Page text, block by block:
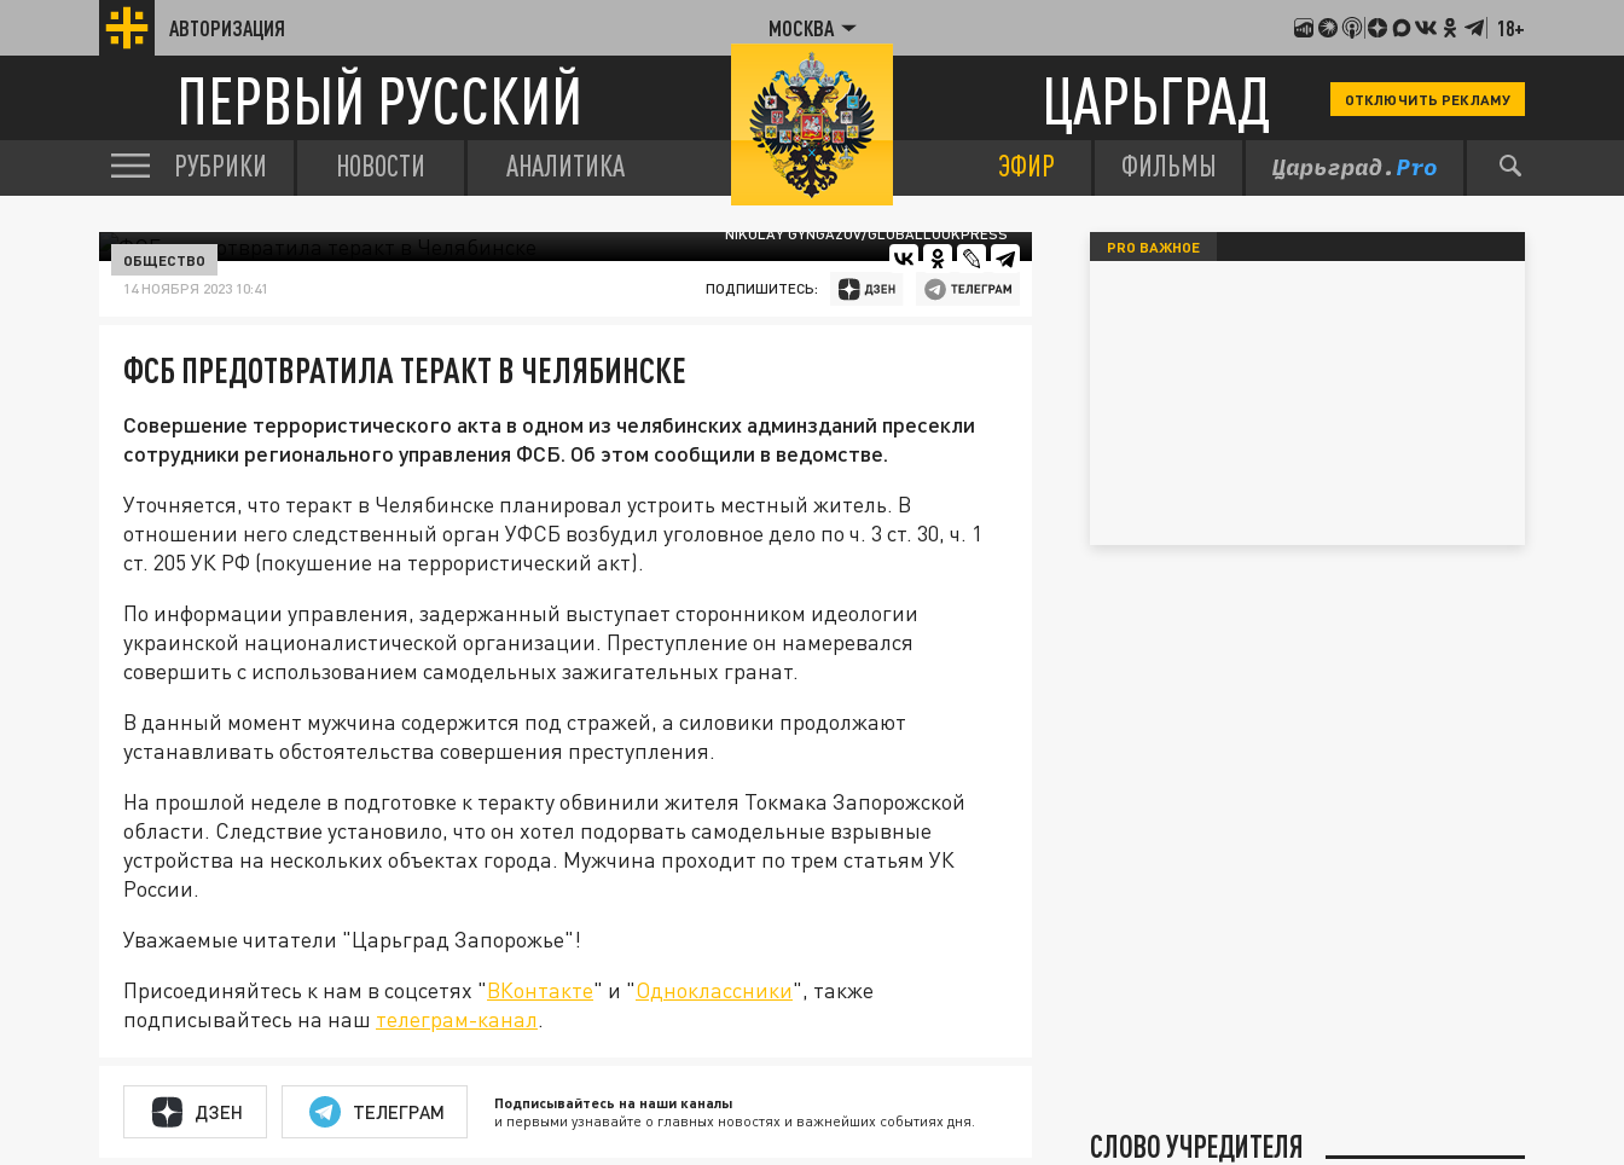
АВТОРИЗАЦИЯ МОСКВА 18+
ПЕРВЫЙ РУССКИЙ ЦАРЬГРАД ОТКЛЮЧИТЬ РЕКЛАМУ
РУБРИКИ НОВОСТИ АНАЛИТИКА ЭФИР ФИЛЬМЫ
NIKOLAY GYNGAZOV/GLOBALLOOKPRESS
ОБЩЕСТВО
14 НОЯБРЯ 2023 10:41 ПОДПИШИТЕСЬ:
ФСБ ПРЕДОТВРАТИЛА ТЕРАКТ В ЧЕЛЯБИНСКЕ
Совершение террористического акта в одном из челябинских админзданий пресекли
сотрудники регионального управления ФСБ. Об этом сообщили в ведомстве.
Уточняется, что теракт в Челябинске планировал устроить местный житель. В
отношении него следственный орган УФСБ возбудил уголовное дело по ч. 3 ст. 30, ч. 1
ст. 205 УК РФ (покушение на террористический акт).
По информации управления, задержанный выступает сторонником идеологии
украинской националистической организации. Преступление он намеревался
совершить с использованием самодельных зажигательных гранат.
В данный момент мужчина содержится под стражей, а силовики продолжают
устанавливать обстоятельства совершения преступления.
На прошлой неделе в подготовке к теракту обвинили жителя Токмака Запорожской
области. Следствие установило, что он хотел подорвать самодельные взрывные
устройства на нескольких объектах города. Мужчина проходит по трем статьям УК
России.
Уважаемые читатели "Царьград Запорожье"!
Присоединяйтесь к нам в соцсетях "ВКонтакте" и "Одноклассники", также
подписывайтесь на наш телеграм-канал.
ДЗЕН ТЕЛЕГРАМ Подписывайтесь на наши каналы
и первыми узнавайте о главных новостях и важнейших событиях дня.
PRO ВАЖНОЕ
СЛОВО УЧРЕДИТЕЛЯ